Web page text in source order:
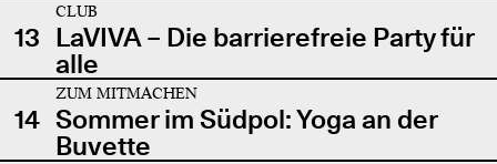
13
CLUB
LaVIVA – Die barrierefreie Party für
alle
14
ZUM MITMACHEN
Sommer im Südpol: Yoga an der
Buvette